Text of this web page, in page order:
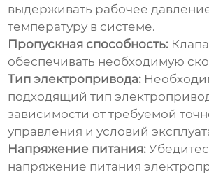
выдерживать рабочее
температуру в системе.
Пропускная способность:
обеспечивать необходимую
Тип электропривода:
подходящий тип
зависимости от требуемой
управления и условий
Напряжение питания:
напряжение питания